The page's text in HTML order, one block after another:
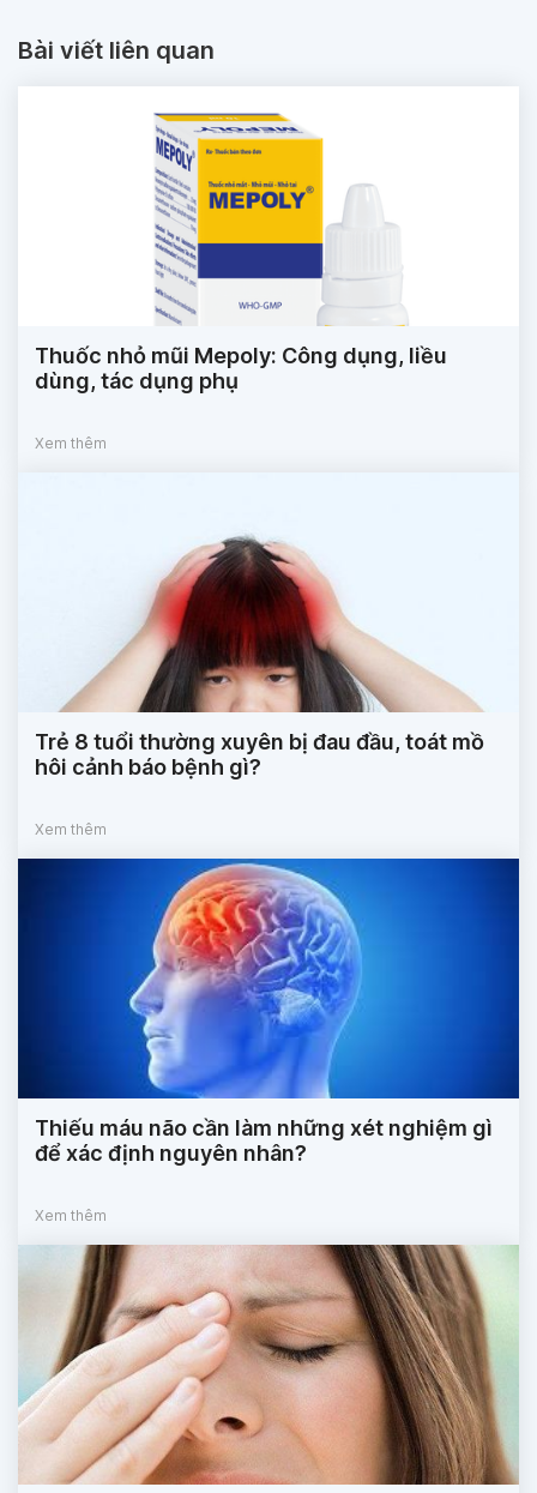
Bài viết liên quan
Thuốc nhỏ mũi Mepoly: Công dụng, liều
dùng, tác dụng phụ
Xem thêm
Trẻ 8 tuổi thường xuyên bị đau đầu, toát mồ
hôi cảnh báo bệnh gì?
Xem thêm
Thiếu máu não cần làm những xét nghiệm gì
để xác định nguyên nhân?
Xem thêm